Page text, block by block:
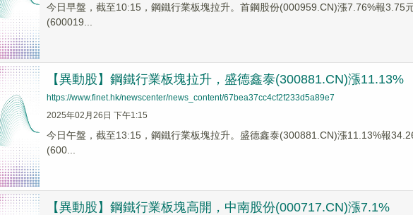
今日早盤，截至10:15，鋼鐵行業板塊拉升。首鋼股份(000959.CN)漲7.76%報3.75
(600019...
【異動股】鋼鐵行業板塊拉升，盛德鑫泰(300881.CN)漲11.13%
https://www.finet.hk/newscenter/news_content/67bea37cc4cf2f233d5a89e7
2025年02月26日 下午1:15
今日午盤，截至13:15，鋼鐵行業板塊拉升。盛德鑫泰(300881.CN)漲11.13%報
(600...
【異動股】鋼鐵行業板塊高開，中南股份(000717.CN)漲7.1%